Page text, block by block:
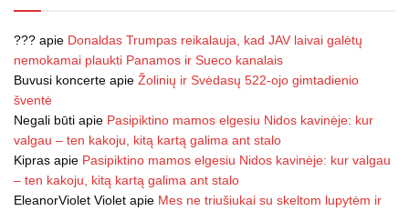
??? apie Donaldas Trumpas reikalauja, kad JAV laivai galėtų
nemokamai plaukti Panamos ir Sueco kanalais
Buvusi koncerte apie Žolinių ir Svėdasų 522-ojo gimtadienio
šventė
Negali būti apie Pasipiktino mamos elgesiu Nidos kavinėje: kur
valgau – ten kakoju, kitą kartą galima ant stalo
Kipras apie Pasipiktino mamos elgesiu Nidos kavinėje: kur valgau
– ten kakoju, kitą kartą galima ant stalo
EleanorViolet Violet apie Mes ne triušiukai su skeltom lupytėm ir